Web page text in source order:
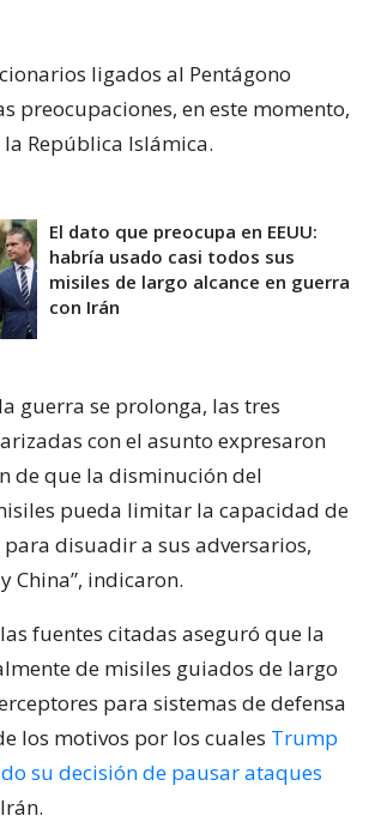
ligados al Pentágono
preocupaciones, en este momento,
República Islámica.
El dato que preocupa en EEUU:
habría usado casi todos sus
misiles de largo alcance en guerra
con Irán
guerra se prolonga, las tres
con el asunto expresaron
de que la disminución del
pueda limitar la capacidad de
disuadir a sus adversarios,
China”, indicaron.
fuentes citadas aseguró que la
de misiles guiados de largo
para sistemas de defensa
los motivos por los cuales Trump
su decisión de pausar ataques